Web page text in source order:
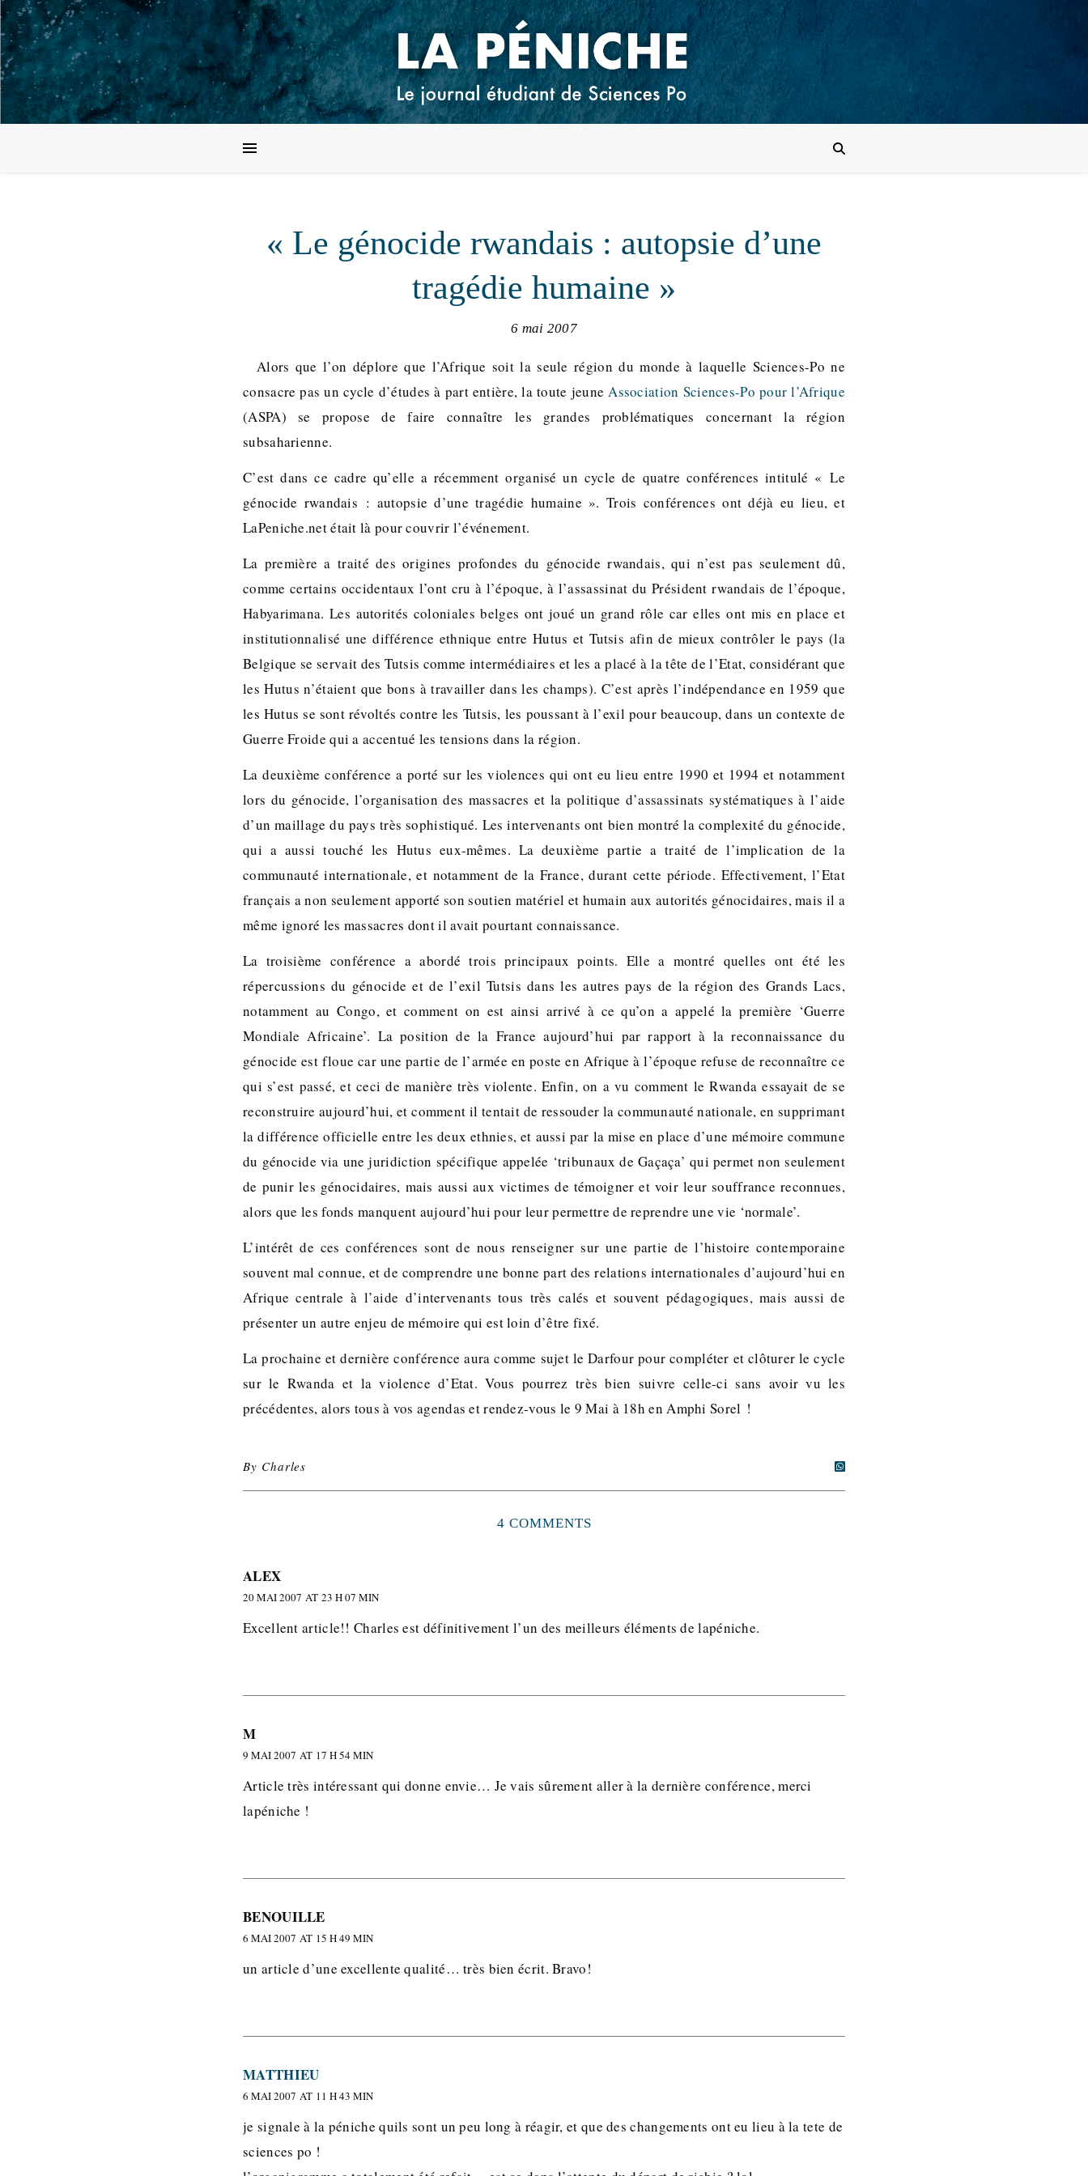
« Le génocide rwandais : autopsie d’une
tragédie humaine »
6 mai 2007
Alors que l’on déplore que l’Afrique soit la seule région du monde à laquelle Sciences-Po ne
consacre pas un cycle d’études à part entière, la toute jeuneAssociation Sciences-Po pour l’Afrique
(ASPA) se propose de faire connaître les grandes problématiques concernant la région
subsaharienne.
C’est dans ce cadre qu’elle a récemment organisé un cycle de quatre conférences intitulé « Le
génocide rwandais : autopsie d’une tragédie humaine ». Trois conférences ont déjà eu lieu, et
LaPeniche.net était là pour couvrir l’événement.
La première a traité des origines profondes du génocide rwandais, qui n’est pas seulement dû,
comme certains occidentaux l’ont cru à l’époque, à l’assassinat du Président rwandais de l’époque,
Habyarimana. Les autorités coloniales belges ont joué un grand rôle car elles ont mis en place et
institutionnalisé une différence ethnique entre Hutus et Tutsis afin de mieux contrôler le pays (la
Belgique se servait des Tutsis comme intermédiaires et les a placé à la tête de l’Etat, considérant que
les Hutus n’étaient que bons à travailler dans les champs). C’est après l’indépendance en 1959 que
les Hutus se sont révoltés contre les Tutsis, les poussant à l’exil pour beaucoup, dans un contexte de
Guerre Froide qui a accentué les tensions dans la région.
La deuxième conférence a porté sur les violences qui ont eu lieu entre 1990 et 1994 et notamment
lors du génocide, l’organisation des massacres et la politique d’assassinats systématiques à l’aide
d’un maillage du pays très sophistiqué. Les intervenants ont bien montré la complexité du génocide,
qui a aussi touché les Hutus eux-mêmes. La deuxième partie a traité de l’implication de la
communauté internationale, et notamment de la France, durant cette période. Effectivement, l’Etat
français a non seulement apporté son soutien matériel et humain aux autorités génocidaires, mais il a
même ignoré les massacres dont il avait pourtant connaissance.
La troisième conférence a abordé trois principaux points. Elle a montré quelles ont été les
répercussions du génocide et de l’exil Tutsis dans les autres pays de la région des Grands Lacs,
notamment au Congo, et comment on est ainsi arrivé à ce qu’on a appelé la première ‘Guerre
Mondiale Africaine’. La position de la France aujourd’hui par rapport à la reconnaissance du
génocide est floue car une partie de l’armée en poste en Afrique à l’époque refuse de reconnaître ce
qui s’est passé, et ceci de manière très violente. Enfin, on a vu comment le Rwanda essayait de se
reconstruire aujourd’hui, et comment il tentait de ressouder la communauté nationale, en supprimant
la différence officielle entre les deux ethnies, et aussi par la mise en place d’une mémoire commune
du génocide via une juridiction spécifique appelée ‘tribunaux de Gaçaça’ qui permet non seulement
de punir les génocidaires, mais aussi aux victimes de témoigner et voir leur souffrance reconnues,
alors que les fonds manquent aujourd’hui pour leur permettre de reprendre une vie ‘normale’.
L’intérêt de ces conférences sont de nous renseigner sur une partie de l’histoire contemporaine
souvent mal connue, et de comprendre une bonne part des relations internationales d’aujourd’hui en
Afrique centrale à l’aide d’intervenants tous très calés et souvent pédagogiques, mais aussi de
présenter un autre enjeu de mémoire qui est loin d’être fixé.
La prochaine et dernière conférence aura comme sujet le Darfour pour compléter et clôturer le cycle
sur le Rwanda et la violence d’Etat. Vous pourrez très bien suivre celle-ci sans avoir vu les
précédentes, alors tous à vos agendas et rendez-vous le 9 Mai à 18h en Amphi Sorel !
By Charles
4 COMMENTS
ALEX
20 MAI 2007 AT 23 H 07 MIN
Excellent article!! Charles est définitivement l’un des meilleurs éléments de lapéniche.
M
9 MAI 2007 AT 17 H 54 MIN
Article très intéressant qui donne envie… Je vais sûrement aller à la dernière conférence, merci
lapéniche !
BENOUILLE
6 MAI 2007 AT 15 H 49 MIN
un article d’une excellente qualité… très bien écrit. Bravo!
MATTHIEU
6 MAI 2007 AT 11 H 43 MIN
je signale à la péniche quils sont un peu long à réagir, et que des changements ont eu lieu à la tete de
sciences po !